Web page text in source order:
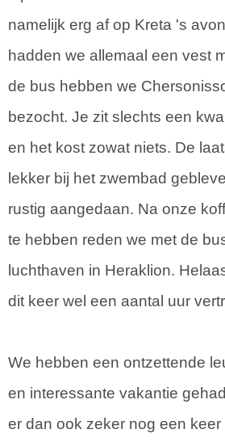
namelijk erg af op Kreta 's
hadden we allemaal een vest
de bus hebben we
bezocht. Je zit slechts een
en het kost zowat niets. De
lekker bij het zwembad
rustig aangedaan. Na onze
te hebben reden we met de
luchthaven in Heraklion.
dit keer wel een aantal uur
We hebben een ontzettende
en interessante vakantie
er dan ook zeker nog een